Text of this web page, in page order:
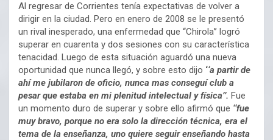
Al regresar de Corrientes tenía expectativas de volver a
dirigir en la ciudad. Pero en enero de 2008 se le presentó
un rival inesperado, una enfermedad que ‘‘Chirola’’ logró
superar en cuarenta y dos sesiones con su característica
tenacidad. Luego de esta situación aguardó una nueva
oportunidad que nunca llegó, y sobre esto dijo ‘‘a partir de
ahí me jubilaron de oficio, nunca mas conseguí club a
pesar que estaba en mi plenitud intelectual y física’’. Fue
un momento duro de superar y sobre ello afirmó que ‘‘fue
muy bravo, porque no era solo la dirección técnica, era el
tema de la enseñanza, uno quiere seguir enseñando hasta